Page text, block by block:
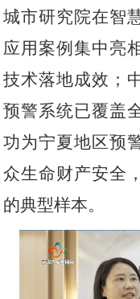
城市研究院在智
应用案例集中亮
技术落地成效；
预警系统已覆盖
功为宁夏地区预
众生命财产安全
的典型样本。